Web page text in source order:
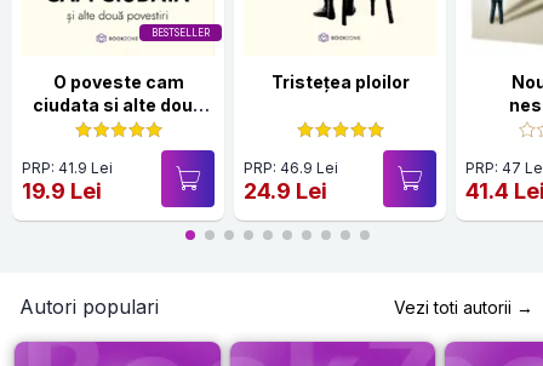
BESTSELLER
O poveste cam
ciudata si alte doua
povestiri
PRP: 41.9 Lei
19.9 Lei
Tristețea ploilor
PRP: 46.9 Lei
24.9 Lei
PRP: 47
41.4
Autori populari Vezi toti autorii →